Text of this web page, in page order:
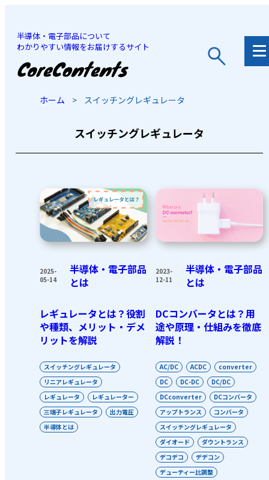
半導体・電子部品について
わかりやすい情報をお届けするサイト
JP
ホーム > スイッチングレギュレータ
スイッチングレギュレータ
2025-
05-14
半導体・電子部品
とは
レギュレータとは？役割
や種類、メリット・デメ
リットを解説
スイッチングレギュレータ
リニアレギュレータ
レギュレータ
レギュレーター
三端子レギュレータ
出力電圧
半導体とは
2023-
12-11
半導体・電子部品
とは
DCコンバータとは？用
途や原理・仕組みを徹底
解説！
AC/DC ACDC
converter
DC
DC-DC
DC/DC
DCconverter
DCコンバータ
アップトランス
コンバータ
スイッチングレギュレータ
ダイオード
ダウントランス
デコデコ
デデコン
デューティー比調整